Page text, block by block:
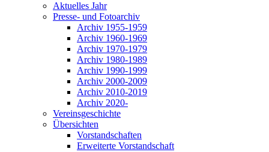
Aktuelles Jahr
Presse- und Fotoarchiv
Archiv 1955-1959
Archiv 1960-1969
Archiv 1970-1979
Archiv 1980-1989
Archiv 1990-1999
Archiv 2000-2009
Archiv 2010-2019
Archiv 2020-
Vereinsgeschichte
Übersichten
Vorstandschaften
Erweiterte Vorstandschaft